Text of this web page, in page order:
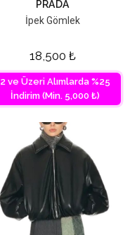
PRADA
İpek Gömlek
18,500 ₺
2 ve Üzeri Alımlarda %25
İndirim (Min. 5,000 ₺)